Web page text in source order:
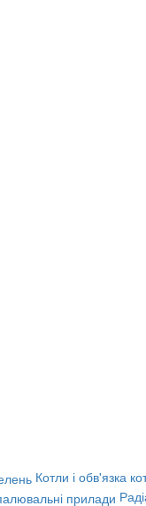
Котли і обв'язка